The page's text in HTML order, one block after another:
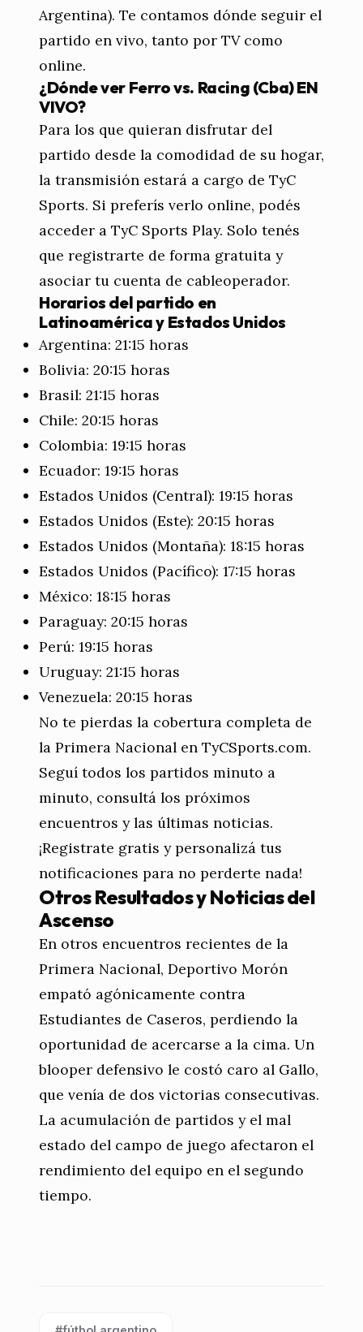
Argentina). Te contamos dónde seguir el
partido en vivo, tanto por TV como
online.
¿Dónde ver Ferro vs. Racing (Cba) EN
VIVO?
Para los que quieran disfrutar del
partido desde la comodidad de su hogar,
la transmisión estará a cargo de TyC
Sports. Si preferís verlo online, podés
acceder a TyC Sports Play. Solo tenés
que registrarte de forma gratuita y
asociar tu cuenta de cableoperador.
Horarios del partido en
Latinoamérica y Estados Unidos
Argentina: 21:15 horas
Bolivia: 20:15 horas
Brasil: 21:15 horas
Chile: 20:15 horas
Colombia: 19:15 horas
Ecuador: 19:15 horas
Estados Unidos (Central): 19:15 horas
Estados Unidos (Este): 20:15 horas
Estados Unidos (Montaña): 18:15 horas
Estados Unidos (Pacífico): 17:15 horas
México: 18:15 horas
Paraguay: 20:15 horas
Perú: 19:15 horas
Uruguay: 21:15 horas
Venezuela: 20:15 horas
No te pierdas la cobertura completa de
la Primera Nacional en TyCSports.com.
Seguí todos los partidos minuto a
minuto, consultá los próximos
encuentros y las últimas noticias.
¡Registrate gratis y personalizá tus
notificaciones para no perderte nada!
Otros Resultados y Noticias del
Ascenso
En otros encuentros recientes de la
Primera Nacional, Deportivo Morón
empató agónicamente contra
Estudiantes de Caseros, perdiendo la
oportunidad de acercarse a la cima. Un
blooper defensivo le costó caro al Gallo,
que venía de dos victorias consecutivas.
La acumulación de partidos y el mal
estado del campo de juego afectaron el
rendimiento del equipo en el segundo
tiempo.